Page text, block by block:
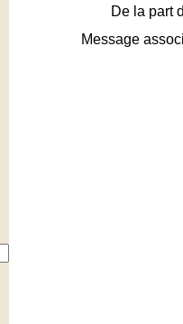
De la part
Message